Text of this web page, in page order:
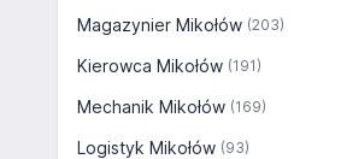
Magazynier Mikołów (203)
Kierowca Mikołów (191)
Mechanik Mikołów (169)
Logistyk Mikołów (93)